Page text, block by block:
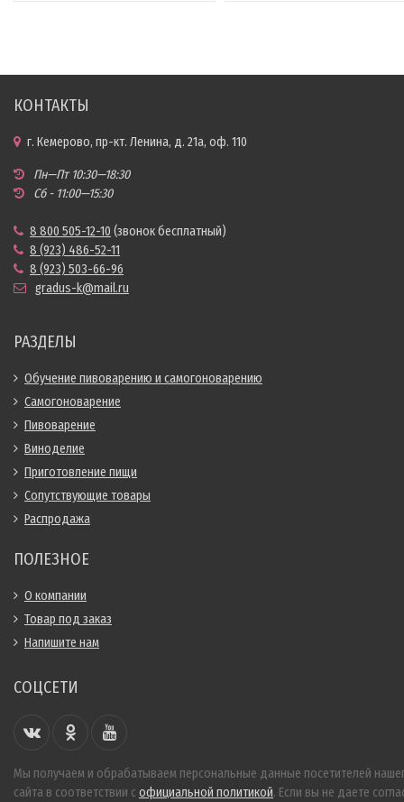
КОНТАКТЫ
г. Кемерово, пр-кт. Ленина, д. 21а, оф. 110
Пн—Пт 10:30—18:30
Сб - 11:00—15:30
8 800 505-12-10 (звонок бесплатный)
8 (923) 486-52-11
8 (923) 503-66-96
gradus-k@mail.ru
РАЗДЕЛЫ
Обучение пивоварению и самогоноварению
Самогоноварение
Пивоварение
Виноделие
Приготовление пищи
Сопутствующие товары
Распродажа
ПОЛЕЗНОЕ
О компании
Товар под заказ
Напишите нам
СОЦСЕТИ
Мы получаем и обрабатываем персональные данные посетителей
сайта в соответствии с официальной политикой. Если вы не даете